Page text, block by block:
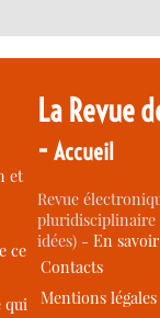
et
ce
qui
La Revue
-Accueil
Revue
idées) -En
Contacts
Mentions légales